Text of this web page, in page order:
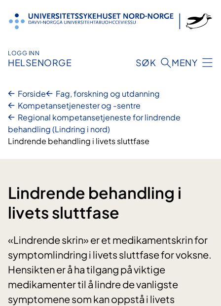
innhold
LOGG INN
HELSENORGE SØK MENY
Forside
Fag, forskning og utdanning
Kompetansetjenester og -sentre
Regional kompetansetjeneste for lindrende
behandling (Lindring i nord)
Lindrende behandling i livets sluttfase
Lindrende behandling i
livets sluttfase
«Lindrende skrin» er et medikamentskrin for
symptomlindring i livets sluttfase for voksne.
Hensikten er å ha tilgang på viktige
medikamenter til å lindre de vanligste
symptomene som kan oppstå i livets